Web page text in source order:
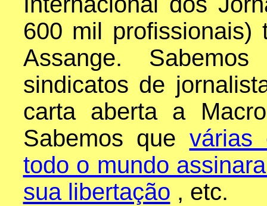
600 mil profissionais)
Assange.
sindicatos de
carta aberta a
Sabemos que várias
todo o mundo
sua libertação , etc.